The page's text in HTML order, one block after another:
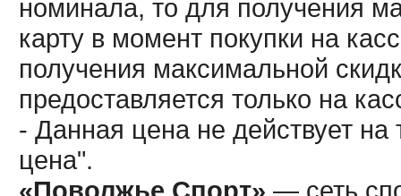
номинала, то для получения
карту в момент покупки на
получения максимальной
предоставляется только на
- Данная цена не действует
цена".